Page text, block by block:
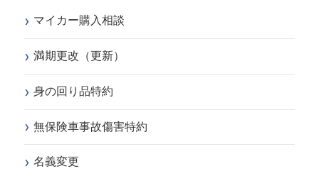
マイカー購入相談
満期更改（更新）
身の回り品特約
無保険車事故傷害特約
名義変更